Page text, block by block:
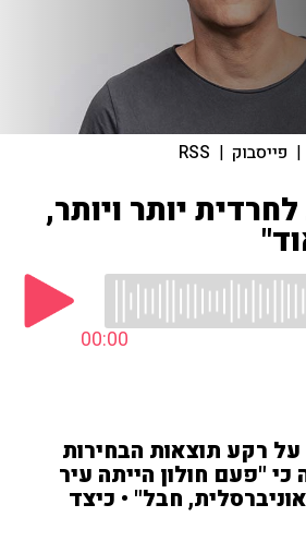
| פייסבוק |
RSS
יותר ויותר,
00:00
רקע תוצאות הבחירות
כי "פעם חולון הייתה עיר
חבל" • כיצד